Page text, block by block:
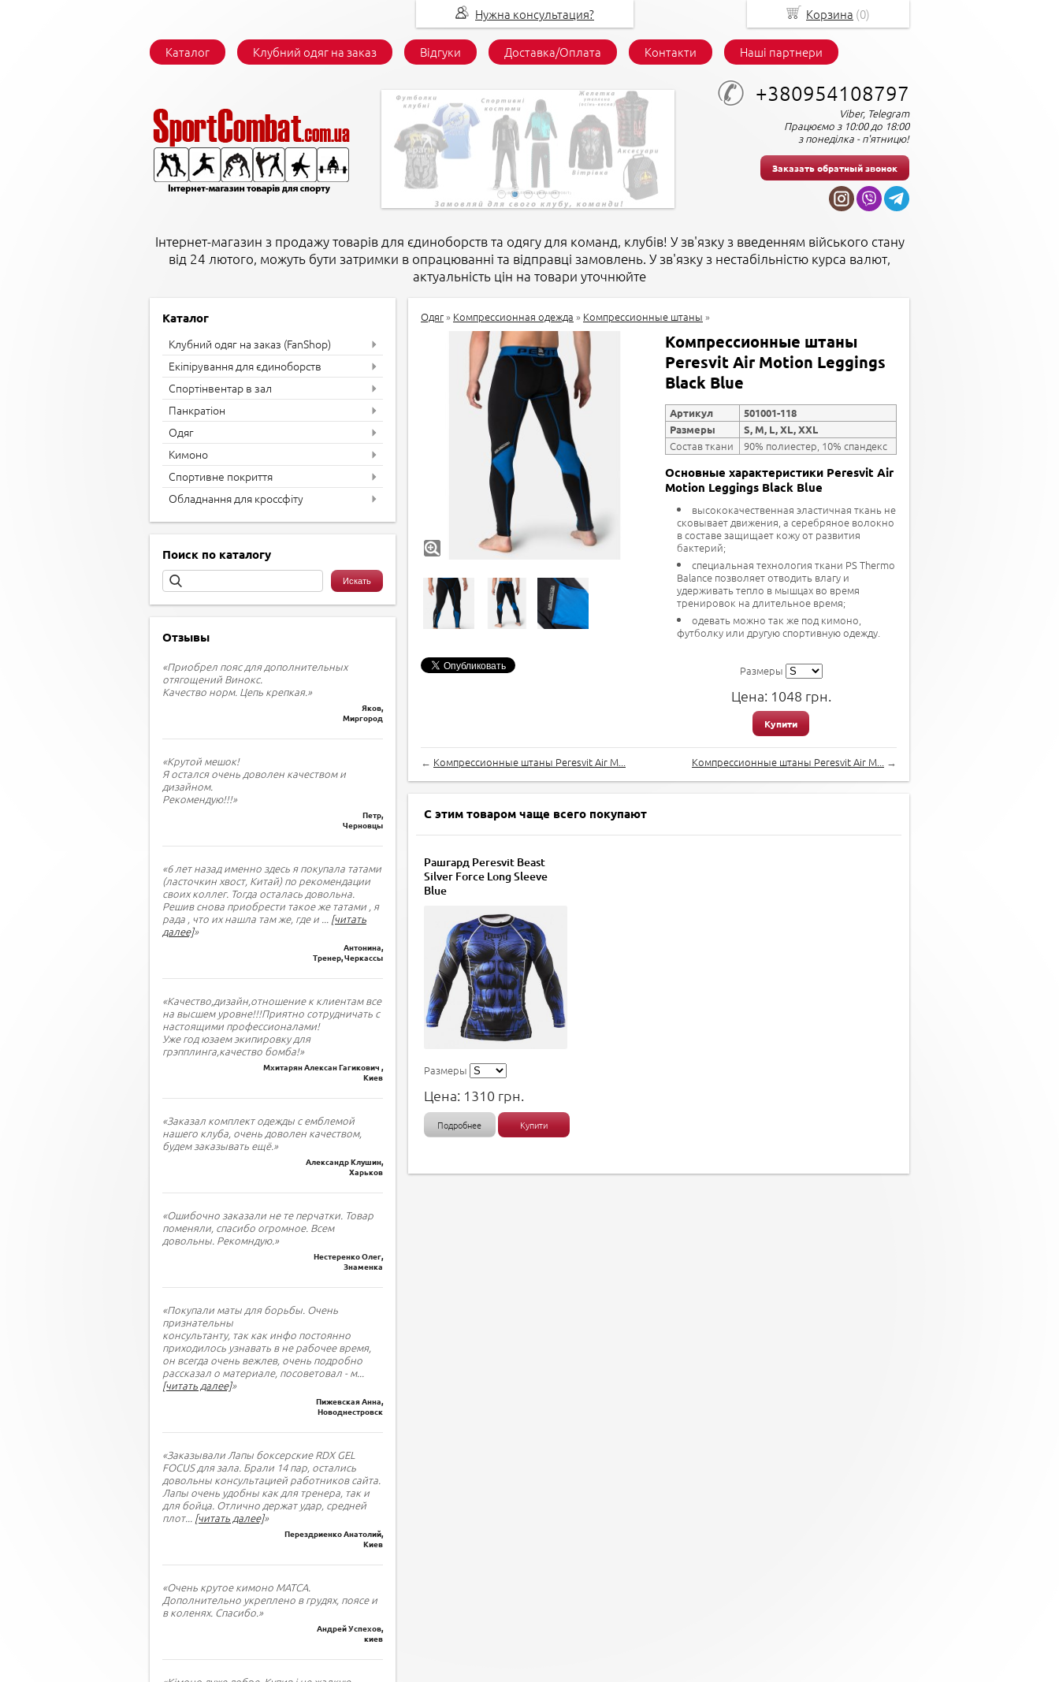
Каталог Клубний одяг на заказ Відгуки Доставка/Оплата Контакти Наші партнери
+380954108797
Viber, Telegram
Працюємо з 10:00 до 18:00
з понеділка - п'ятницю!
Заказать обратный звонок
Інтернет-магазин з продажу товарів для єдиноборств та одягу для команд, клубів! У зв'язку з введенням війського стану
від 24 лютого, можуть бути затримки в опрацюванні та відправці замовлень. У зв'язку з нестабільністю курса валют,
актуальність цін на товари уточнюйте
Каталог
Клубний одяг на заказ (FanShop)
Екіпірування для єдиноборств
Спортінвентар в зал
Панкратіон
Одяг
Кимоно
Спортивне покриття
Обладнання для кроссфіту
Поиск по каталогу
Отзывы
«Приобрел пояс для дополнительных
отягощений Винокс.
Качество норм. Цепь крепкая.»
Яков,
Миргород
«Крутой мешок!
Я остался очень доволен качеством и
дизайном.
Рекомендую!!!»
Петр,
Черновцы
«6 лет назад именно здесь я покупала татами
(ласточкин хвост, Китай) по рекомендации
своих коллег. Тогда осталась довольна.
Решив снова приобрести такое же татами , я
рада , что их нашла там же, где и ... [читать
далее]»
Антонина,
Тренер, Черкассы
«Качество,дизайн,отношение к клиентам все
на высшем уровне!!!Приятно сотрудничать с
настоящими профессионалами!
Уже год юзаем экипировку для
грэпплинга,качество бомба!»
Мхитарян Алексан Гагикович ,
Киев
«Заказал комплект одежды с емблемой
нашего клуба, очень доволен качеством,
будем заказывать ещё.»
Александр Клушин,
Харьков
«Ошибочно заказали не те перчатки. Товар
поменяли, спасибо огромное. Всем
довольны. Рекомндую.»
Нестеренко Олег,
Знаменка
«Покупали маты для борьбы. Очень
признательны
консультанту, так как инфо постоянно
приходилось узнавать в не рабочее время,
он всегда очень вежлев, очень подробно
рассказал о материале, посоветовал - м...
[читать далее]»
Пижевская Анна,
Новоднестровск
«Заказывали Лапы боксерские RDX GEL
FOCUS для зала. Брали 14 пар, остались
довольны консультацией работников сайта.
Лапы очень удобны как для тренера, так и
для бойца. Отлично держат удар, средней
плот... [читать далее]»
Перездриенко Анатолий,
Киев
«Очень крутое кимоно МАТСА.
Дополнительно укреплено в грудях, поясе и
в коленях. Спасибо.»
Андрей Успехов,
киев
Одяг» Компрессионная одежда » Компрессионные штаны »
Компрессионные штаны
Peresvit Air Motion Leggings
Black Blue
Артикул
501001-118
Размеры
S, M, L, XL, XXL
Состав ткани 90% полиестер, 10% спандекс
Основные характеристики Peresvit Air
Motion Leggings Black Blue
высококачественная эластичная ткань не
сковывает движения, а серебряное волокно
в составе защищает кожу от развития
бактерий;
специальная технология ткани PS Thermo
Balance позволяет отводить влагу и
удерживать тепло в мышцах во время
тренировок на длительное время;
одевать можно так же под кимоно,
футболку или другую спортивную одежду.
Размеры
Цена: 1048 грн.
Купити
← Компрессионные штаны Peresvit Air M... Компрессионные штаны Peresvit Air M... →
С этим товаром чаще всего покупают
Рашгард Peresvit Beast
Silver Force Long Sleeve
Blue
Размеры
Цена: 1310 грн.
Подробнее Купити
Нужна консультация? Корзина (0)